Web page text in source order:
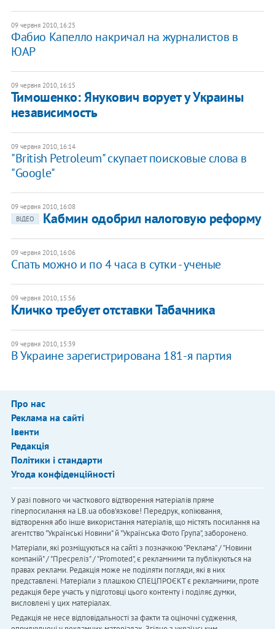
09 червня 2010, 16:25
Фабио Капелло накричал на журналистов в
ЮАР
09 червня 2010, 16:15
Тимошенко: Янукович ворует у Украины
независимость
09 червня 2010, 16:14
"British Petroleum" скупает поисковые слова в
"Google"
09 червня 2010, 16:08
ВІДЕО
Кабмин одобрил налоговую реформу
09 червня 2010, 16:06
Спать можно и по 4 часа в сутки - ученые
09 червня 2010, 15:56
Кличко требует отставки Табачника
09 червня 2010, 15:39
В Украине зарегистрирована 181-я партия
Про нас
Реклама на сайті
Івенти
Редакція
Політики і стандарти
Угода конфіденційності
У разі повного чи часткового відтворення матеріалів пряме
гіперпосилання на LB.ua обов'язкове! Передрук, копіювання,
відтворення або інше використання матеріалів, що містять посилання на
агентство "Українськi Новини" й "Українська Фото Група", заборонено.
Матеріали, які розміщуються на сайті з позначкою "Реклама" / "Новини
компаній" / "Пресреліз" / "Promoted", є рекламними та публікуються на
правах реклами. Редакція може не поділяти погляди, які в них
представлені. Матеріали з плашкою СПЕЦПРОЄКТ є рекламними, проте
редакція бере участь у підготовці цього контенту і поділяє думки,
висловлені у цих матеріалах.
Редакція не несе відповідальності за факти та оціночні судження,